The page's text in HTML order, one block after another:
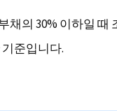
채의 30% 이하일 때
준입니다.